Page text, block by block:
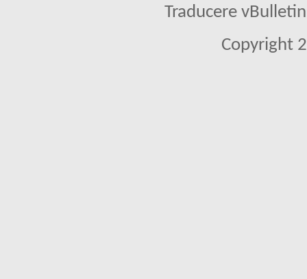
Traducere
Copyright